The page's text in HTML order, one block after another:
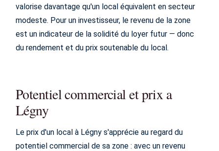
valorise davantage qu'un local équivalent en secteur
modeste. Pour un investisseur, le revenu de la zone
est un indicateur de la solidité du loyer futur — donc
du rendement et du prix soutenable du local.
Potentiel commercial et prix a
Légny
Le prix d'un local à Légny s'apprécie au regard du
potentiel commercial de sa zone : avec un revenu